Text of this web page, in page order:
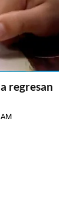
regresan